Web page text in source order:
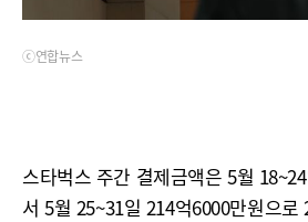
ⓒ연합뉴스
스타벅스 주간 결제금액은 5월
서 5월 25~31일 214억6000만원으